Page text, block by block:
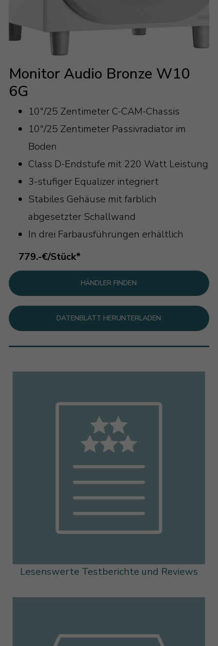
Monitor Audio Bronze W10
6G
10"/25 Zentimeter C-CAM-Chassis
10"/25 Zentimeter Passivradiator im
Boden
Class D-Endstufe mit 220 Watt Leistung
3-stufiger Equalizer integriert
Stabiles Gehäuse mit farblich
abgesetzter Schallwand
In drei Farbausführungen erhältlich
779.-€/Stück*
HÄNDLER FINDEN
DATENBLATT HERUNTERLADEN
Lesenswerte Testberichte und Reviews